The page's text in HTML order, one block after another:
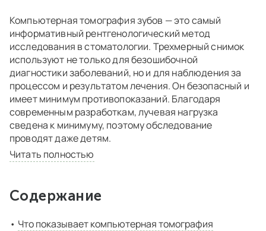
Компьютерная томография зубов — это самый
информативный рентгенологический метод
исследования в стоматологии. Трехмерный снимок
используют не только для безошибочной
диагностики заболеваний, но и для наблюдения за
процессом и результатом лечения. Он безопасный и
имеет минимум противопоказаний. Благодаря
современным разработкам, лучевая нагрузка
сведена к минимуму, поэтому обследование
проводят даже детям.
Читать полностью
Содержание
Что показывает компьютерная томография